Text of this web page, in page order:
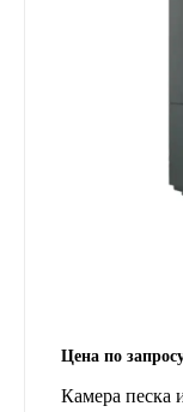
Цена по
Камера песка